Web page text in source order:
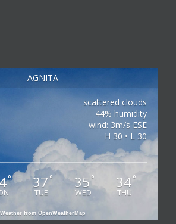
AGNITA
scattered clouds
44% humidity
wind: 3m/s ESE
H 30 • L 30
° 37°
TUE
35 °
WED
34°
THU
Weather from OpenWeatherMap